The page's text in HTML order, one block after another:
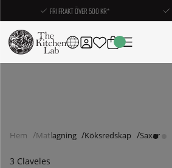
FRI FRAKT ÖVER 500 KR*
Hem Matlagning Köksredskap Saxar
3 Claveles